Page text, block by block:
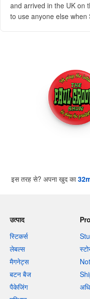
and arrived in the UK on
to use anyone else
इस तरह से? अपना खुद का
उत्पाद
स्टिकर्स
लेबल्स
मैगनेट्स
बटन बैज
पैकेजिंग
Pro